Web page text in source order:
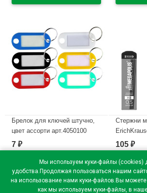
Мы используем куки-файлы (cookies)
удобства.Продолжая пользоваться нашим
на использование нами куки-файлов.Вы можете
как мы используем куки-файлы, в
Брелок для ключей штучно,
цвет ассорти арт.4050100
(Ст.48)
В наличии
7 ₽
Стержни
арт.20345
В
105 ₽